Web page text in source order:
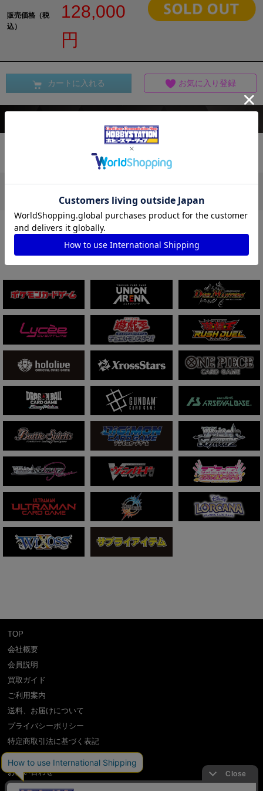
販売価格（税
込）
128,000
円
カートに入れる お気に入り登録
この商品を買った人は、他にこんな商品を買っ
TOP
会社概要
会員説明
買取ガイド
ご利用案内
送料、お届けについて
プライバシーポリシー
特定商取引法に基づく表記
お問い合わせ
利用規約